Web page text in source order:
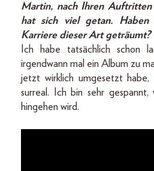
Martin, nach Ihren Auftritten
hat sich viel getan.
Karriere dieser Art geträumt?
Ich habe tatsächlich schon
irgendwann mal ein Album zu
jetzt wirklich umgesetzt
surreal. Ich bin sehr
hingehen wird.